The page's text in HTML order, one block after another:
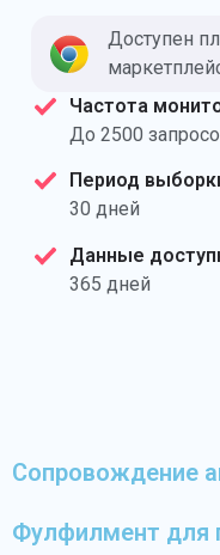
Доступен
Частота
До 2500
Период
30 дней
Данные
365 дней
Сопровождение
Фулфилмент для